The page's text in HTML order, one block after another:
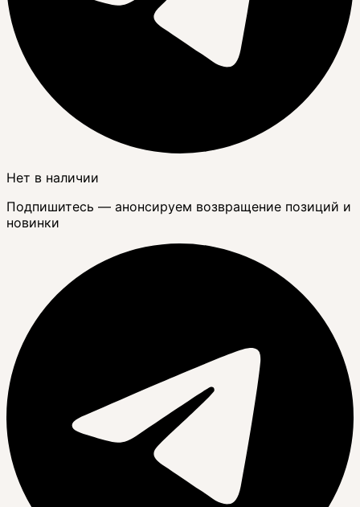
Нет в наличии
Подпишитесь — анонсируем возвращение позиций и
новинки